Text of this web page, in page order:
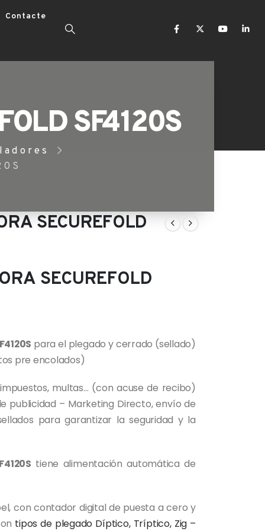
Contacte
SF4120S
SECUREFOLD
SECUREFOLD
para el plegado y cerrado (sellado)
pre encolados)
multas… (con acuse de recibo)
publicidad – Marketing Directo, envío de
para garantizar la seguridad y la
tiene alimentación automática de
con contador digital de puesta a cero y
tipos de plegado Díptico, Tríptico, Zig –